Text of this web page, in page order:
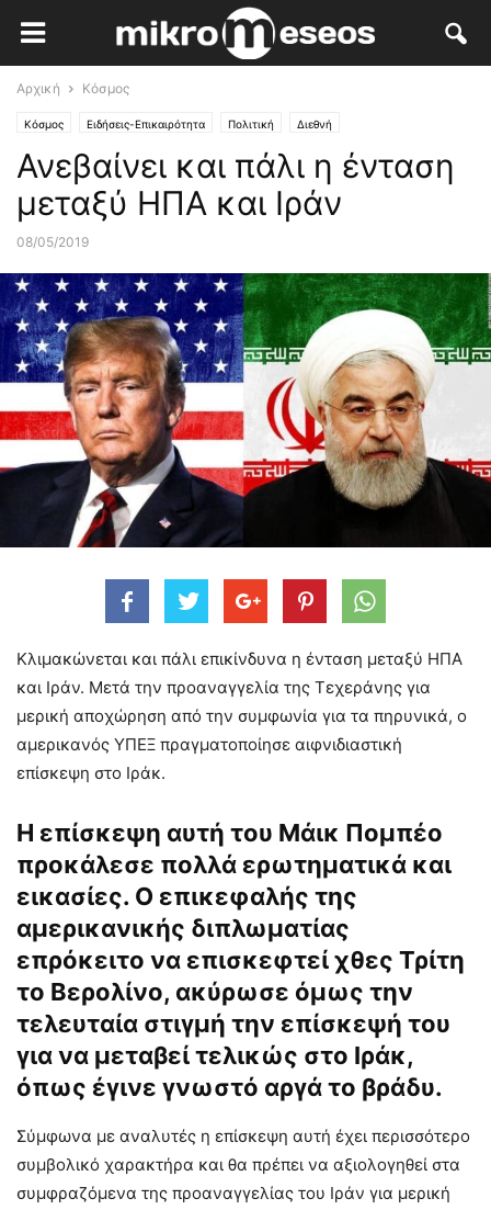
Αρχική Κόσμος
Κόσμος Ειδήσεις-Επικαιρότητα Πολιτική Διεθνή
Ανεβαίνει και πάλι η ένταση
μεταξύ ΗΠΑ και Ιράν
08/05/2019
Κλιμακώνεται και πάλι επικίνδυνα η ένταση μεταξύ ΗΠΑ
και Ιράν. Μετά την προαναγγελία της Τεχεράνης για
μερική αποχώρηση από την συμφωνία για τα πηρυνικά, ο
αμερικανός ΥΠΕΞ πραγματοποίησε αιφνιδιαστική
επίσκεψη στο Ιράκ.
Η επίσκεψη αυτή του Μάικ Πομπέο
προκάλεσε πολλά ερωτηματικά και
εικασίες. Ο επικεφαλής της
αμερικανικής διπλωματίας
επρόκειτο να επισκεφτεί χθες Τρίτη
το Βερολίνο, ακύρωσε όμως την
τελευταία στιγμή την επίσκεψή του
για να μεταβεί τελικώς στο Ιράκ,
όπως έγινε γνωστό αργά το βράδυ.
Σύμφωνα με αναλυτές η επίσκεψη αυτή έχει περισσότερο
συμβολικό χαρακτήρα και θα πρέπει να αξιολογηθεί στα
συμφραζόμενα της προαναγγελίας του Ιράν για μερική